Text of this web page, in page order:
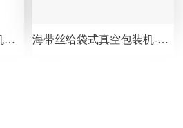
龙祥火锅川粉自动包装机视频，袋中袋 海带丝给袋式真空包装机-80包/分钟-包装生产线视频